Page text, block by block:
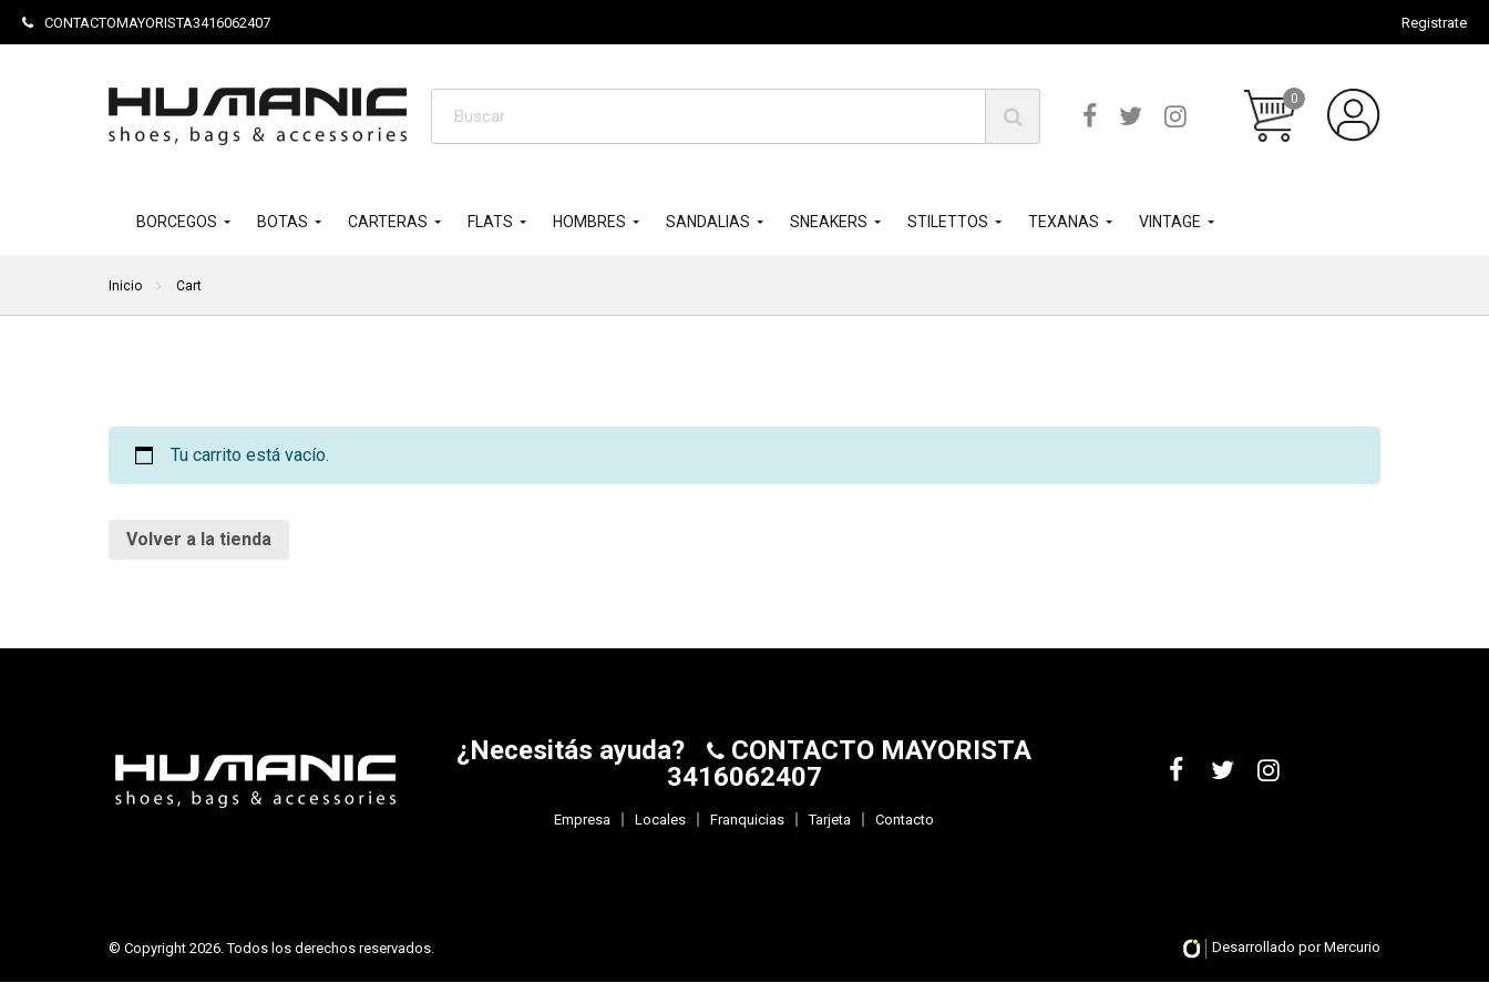
CONTACTOMAYORISTA3416062407 Registrate
Búsqueda
0
BORCEGOS BOTAS CARTERAS FLATS HOMBRES SANDALIAS SNEAKERS STILETTOS TEXANAS VINTAGE
Inicio Cart
Tu carrito está vacío.
Volver a la tienda
¿Necesitás ayuda?
CONTACTO MAYORISTA
3416062407
Empresa Locales Franquicias Tarjeta Contacto
© Copyright 2026. Todos los derechos reservados. Desarrollado por Mercurio